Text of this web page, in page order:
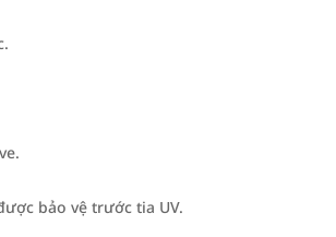
bảo vệ trước tia UV.